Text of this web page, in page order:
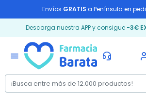
Envíos GRATIS a Península en
Descarga nuestra APP y consigue -3€
menu